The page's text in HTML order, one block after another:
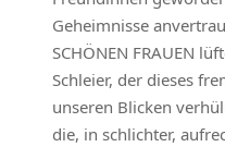
Geheimnisse
SCHÖNEN FRAUEN
Schleier, der dieses
unseren Blicken
die, in schlichter,